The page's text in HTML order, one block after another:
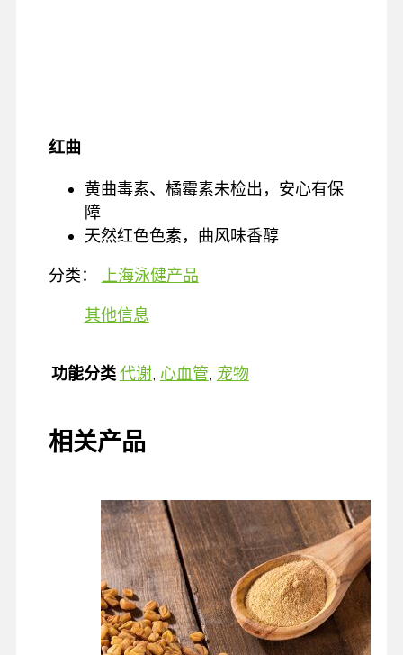
红曲
黄曲毒素、橘霉素未检出，安心有保
障
天然红色色素，曲风味香醇
分类： 上海泳健产品
其他信息
功能分类 代谢, 心血管, 宠物
相关产品